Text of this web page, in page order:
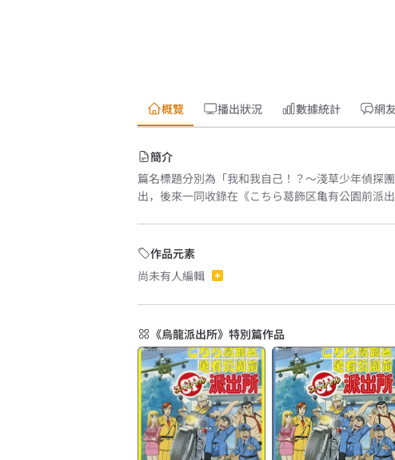
概覽 播出狀況 數據統計 網
簡介
篇名標題分別為「我和我自己！？～淺草少年偵探
出，後來一同收錄在《こちら葛飾区亀有公園前派
作品元素
尚未有人編輯
《烏龍派出所》特別篇作品